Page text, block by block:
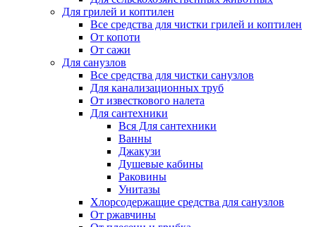
Для грилей и коптилен
Все средства для чистки грилей и коптилен
От копоти
От сажи
Для санузлов
Все средства для чистки санузлов
Для канализационных труб
От известкового налета
Для сантехники
Вся Для сантехники
Ванны
Джакузи
Душевые кабины
Раковины
Унитазы
Хлорсодержащие средства для санузлов
От ржавчины